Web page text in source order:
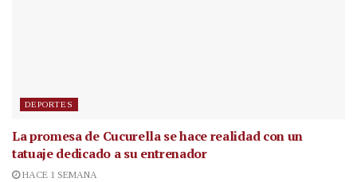
DEPORTES
La promesa de Cucurella se hace realidad con un
tatuaje dedicado a su entrenador
HACE 1 SEMANA